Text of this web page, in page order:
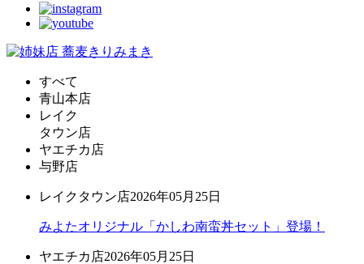
すべて
青山本店
レイク
タウン店
ヤエチカ店
与野店
レイクタウン店2026年05月25日
みよたオリジナル「かしわ南蛮丼セット」登場！
ヤエチカ店2026年05月25日